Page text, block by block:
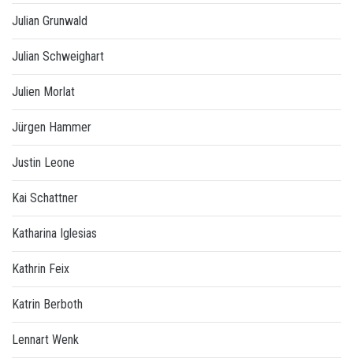
Julian Grunwald
Julian Schweighart
Julien Morlat
Jürgen Hammer
Justin Leone
Kai Schattner
Katharina Iglesias
Kathrin Feix
Katrin Berboth
Lennart Wenk